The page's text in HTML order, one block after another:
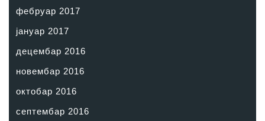
фебруар 2017
јануар 2017
децембар 2016
новембар 2016
октобар 2016
септембар 2016